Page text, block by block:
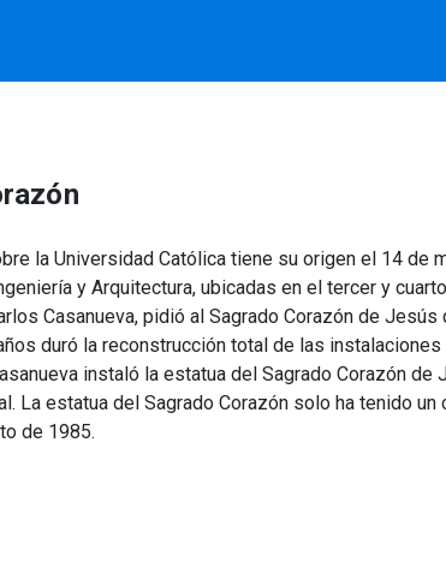
la Universidad Católica tiene su origen el 14 de
y Arquitectura, ubicadas en el tercer y
Casanueva, pidió al Sagrado Corazón de Jesús
duró la reconstrucción total de las instalaciones
instaló la estatua del Sagrado Corazón de
La estatua del Sagrado Corazón solo ha tenido
de 1985.